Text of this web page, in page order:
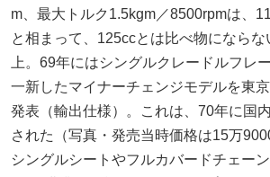
m、最大トルク1.5kgm／8500rpmは、
と相まって、125ccとは比べ物にならな
上。69年にはシングルクレードルフレ
一新したマイナーチェンジモデルを東
発表（輸出仕様）。これは、70年に国
された（写真・発売当時価格は15万
シングルシートやフルカバードチェー